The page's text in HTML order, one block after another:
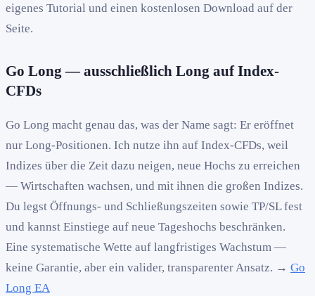
eigenes Tutorial und einen kostenlosen Download auf der
Seite.
Go Long — ausschließlich Long auf Index-
CFDs
Go Long macht genau das, was der Name sagt: Er eröffnet
nur Long-Positionen. Ich nutze ihn auf Index-CFDs, weil
Indizes über die Zeit dazu neigen, neue Hochs zu erreichen
— Wirtschaften wachsen, und mit ihnen die großen Indizes.
Du legst Öffnungs- und Schließungszeiten sowie TP/SL fest
und kannst Einstiege auf neue Tageshochs beschränken.
Eine systematische Wette auf langfristiges Wachstum —
keine Garantie, aber ein valider, transparenter Ansatz. → Go
Long EA